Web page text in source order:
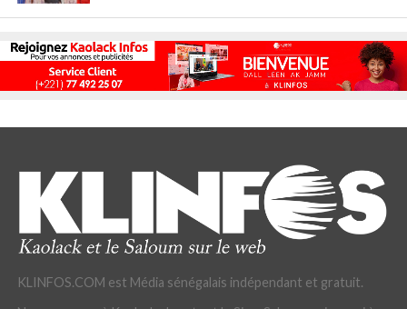
KLINFOS.COM est Média sénégalais indépendant et gratuit.